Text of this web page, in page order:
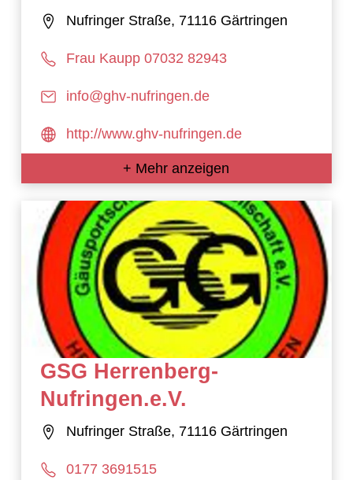
e.V.Nufringer Straße, 71116 Gärtringen
Frau Kaupp 07032 82943
info@ghv-nufringen.de
http://www.ghv-nufringen.de
+ Mehr anzeigen
GSG Herrenberg-
Nufringen.e.V.
Nufringer Straße, 71116 Gärtringen
0177 3691515